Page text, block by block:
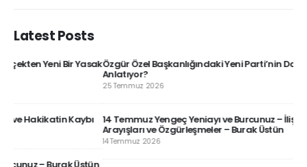
Latest Posts
Özgür Özel Başkanlığındaki Yeni Parti’nin Doğum Haritası Ne
14 Temmuz Yengeç Yeniayı ve Burcunuz – İlişkilerde Güven
Arayışları ve Özgürleşmeler – Burak Üstün